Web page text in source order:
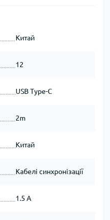
Китай
12
USB Type-C
2m
Китай
Кабелі синхронізації
1.5 A